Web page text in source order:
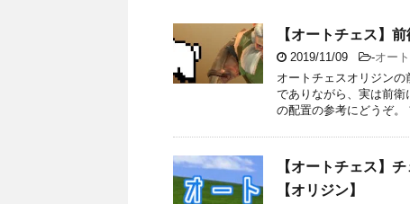
【オートチェス】
2019/11/09 -オー
オートチェスオリジン
でありながら、実は前
の配置の参考にどうぞ
【オートチェス】
【オリジン】